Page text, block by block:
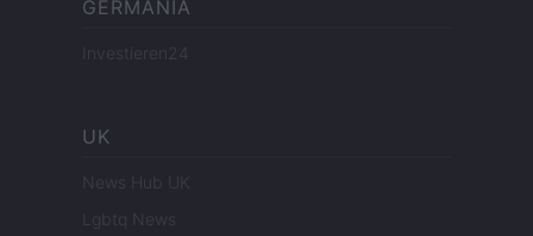
GERMANIA
Investieren24
UK
News Hub UK
Lgbtq News